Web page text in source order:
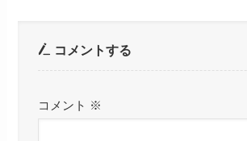
コメントする
コメント ※